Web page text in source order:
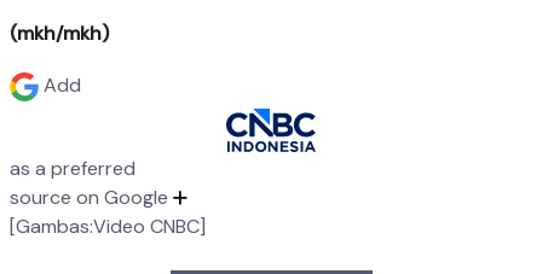
(mkh/mkh)
Add
as a preferred
source on Google
[Gambas:Video CNBC]